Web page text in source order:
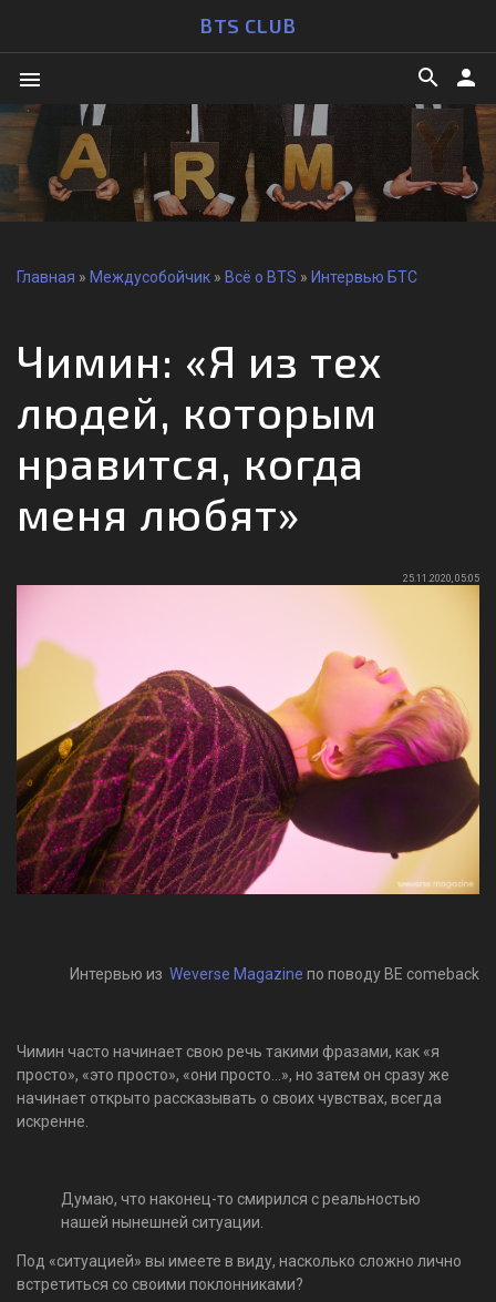
BTS CLUB
menu person
search
Главная » Междусобойчик » Всё о BTS » Интервью БТС
Чимин: «Я из тех
людей, которым
нравится, когда
меня любят»
25.11.2020, 05:05
Интервью из Weverse Magazine по поводу BE comeback
Чимин часто начинает свою речь такими фразами, как «я
просто», «это просто», «они просто…», но затем он сразу же
начинает открыто рассказывать о своих чувствах, всегда
искренне.
Думаю, что наконец-то смирился с реальностью
нашей нынешней ситуации.
Под «ситуацией» вы имеете в виду, насколько сложно лично
встретиться со своими поклонниками?